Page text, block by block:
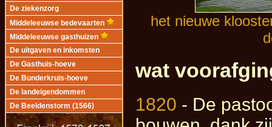
De ziekenzorg
Middeleeuwse bedevaarten
Middeleeuwse gasthuizen
De uitgaven en inkomsten
De Gasthuis-hoeve
De Bunderkruis-hoeve
De landeigendommen
De Beeldenstorm (1566)
het nieuwe
wat
1820 - De